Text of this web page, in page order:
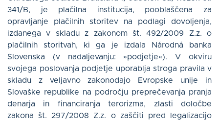
Slovenščina
Log in
Kontakt
O nas
341/B, je plačilna institucija, pooblaščena za
opravljanje plačilnih storitev na podlagi dovoljenja,
izdanega v skladu z zakonom št. 492/2009 Z.z. o
plačilnih storitvah, ki ga je izdala Národná banka
Slovenska (v nadaljevanju: »podjetje«). V okviru
svojega poslovanja podjetje uporablja stroga pravila v
skladu z veljavno zakonodajo Evropske unije in
Slovaške republike na področju preprečevanja pranja
denarja in financiranja terorizma, zlasti določbe
zakona št. 297/2008 Z.z. o zaščiti pred legalizacijo